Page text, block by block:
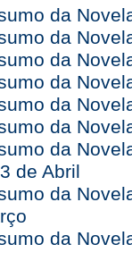
da
da
da
da
da
da
da
de Abril
da
da